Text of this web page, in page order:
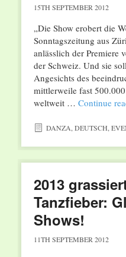
15TH SEPTEMBER 2012
„Die Show erobert die
Sonntagszeitung aus
anlässlich der Premiere
der Schweiz. Und sie
Angesichts des
mittlerweile fast
weltweit … Continue
DANZA DEUTSCH
2013
Tanzfieber:
Shows!
11TH SEPTEMBER 2012